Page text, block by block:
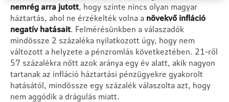
nemrég arra jutott, hogy szinte nincs olyan magyar
háztartás, ahol ne érzékelték volna a növekvő infláció
negatív hatásait. Felmérésünkben a válaszadók
mindössze 2 százaléka nyilatkozott úgy, hogy nem
változott a helyzete a pénzromlás következtében. 21-ről
57 százalékra nőtt azok aránya egy év alatt, akik nagyon
tartanak az infláció háztartási pénzügyekre gyakorolt
hatásától, mindössze egy százalék válaszolta azt, hogy
nem aggódik a drágulás miatt.